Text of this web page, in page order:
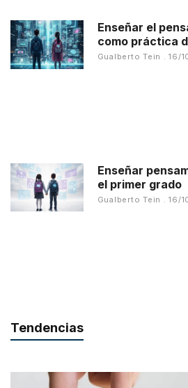
Enseñar el
como práctica
Gualberto Tein 16/
Enseñar
el primer grado
Gualberto Tein 16/
Tendencias